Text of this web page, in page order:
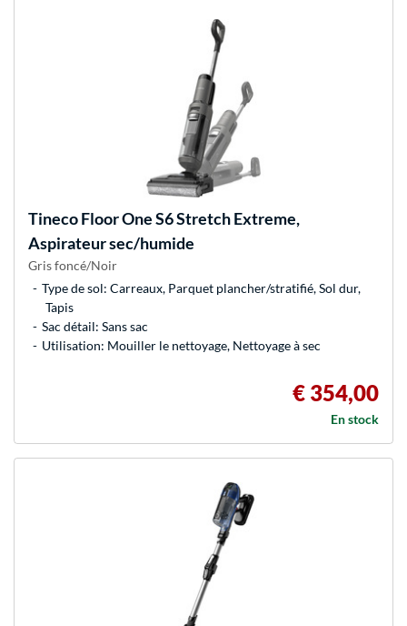
TinecoFloor One S6 Stretch Extreme,
Aspirateur sec/humide
Gris foncé/Noir
Type de sol: Carreaux, Parquet plancher/stratifié, Sol dur,
Tapis
Sac détail: Sans sac
Utilisation: Mouiller le nettoyage, Nettoyage à sec
€ 354,00
En stock